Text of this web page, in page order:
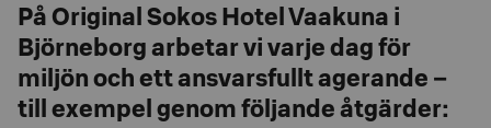
På Original Sokos Hotel Vaakuna i
Björneborg arbetar vi varje dag för
miljön och ett ansvarsfullt agerande –
till exempel genom följande åtgärder: